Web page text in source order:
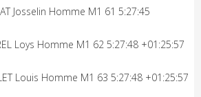
Josselin Homme M1 61 5:27:45
Loys Homme M1 62 5:27:48 +01:25:57
Louis Homme M1 63 5:27:48 +01:25:57